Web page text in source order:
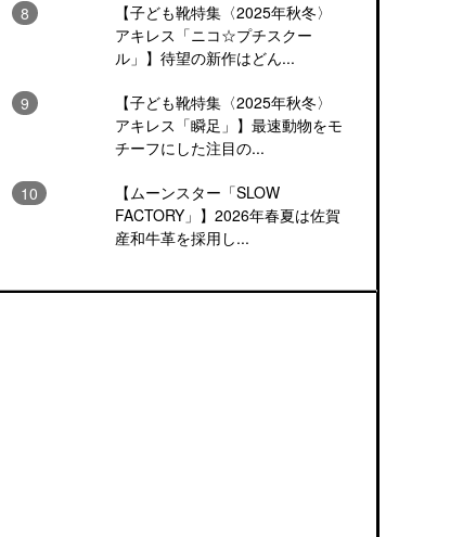
【子ども靴特集〈2025年秋冬〉
アキレス「ニコ☆プチスクー
ル」】待望の新作はどん...
【子ども靴特集〈2025年秋冬〉
アキレス「瞬足」】最速動物をモ
チーフにした注目の...
【ムーンスター「SLOW
FACTORY」】2026年春夏は佐賀
産和牛革を採用し...